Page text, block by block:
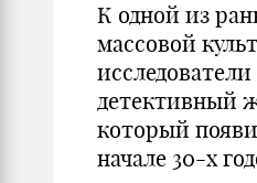
К одной из
массовой
детективный
который
начале 30-х